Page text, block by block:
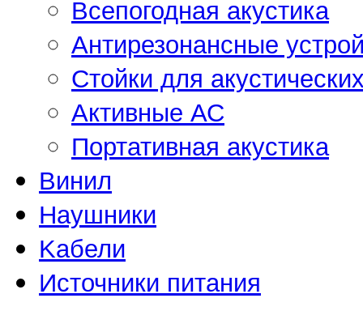
Всепогодная акустика
Антирезонансные
Стойки для
Активные АС
Портативная акустика
Винил
Наушники
Kабели
Источники питания